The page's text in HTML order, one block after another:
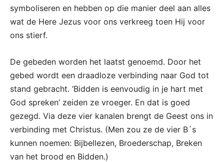
symboliseren en hebben op die manier deel aan alles
wat de Here Jezus voor ons verkreeg toen Hij voor
ons stierf.
De gebeden worden het laatst genoemd. Door het
gebed wordt een draadloze verbinding naar God tot
stand gebracht. ‘Bidden is eenvoudig in je hart met
God spreken’ zeiden ze vroeger. En dat is goed
gezegd. Via deze vier kanalen brengt de Geest ons in
verbinding met Christus. (Men zou ze de vier B´s
kunnen noemen: Bijbellezen, Broederschap, Breken
van het brood en Bidden.)